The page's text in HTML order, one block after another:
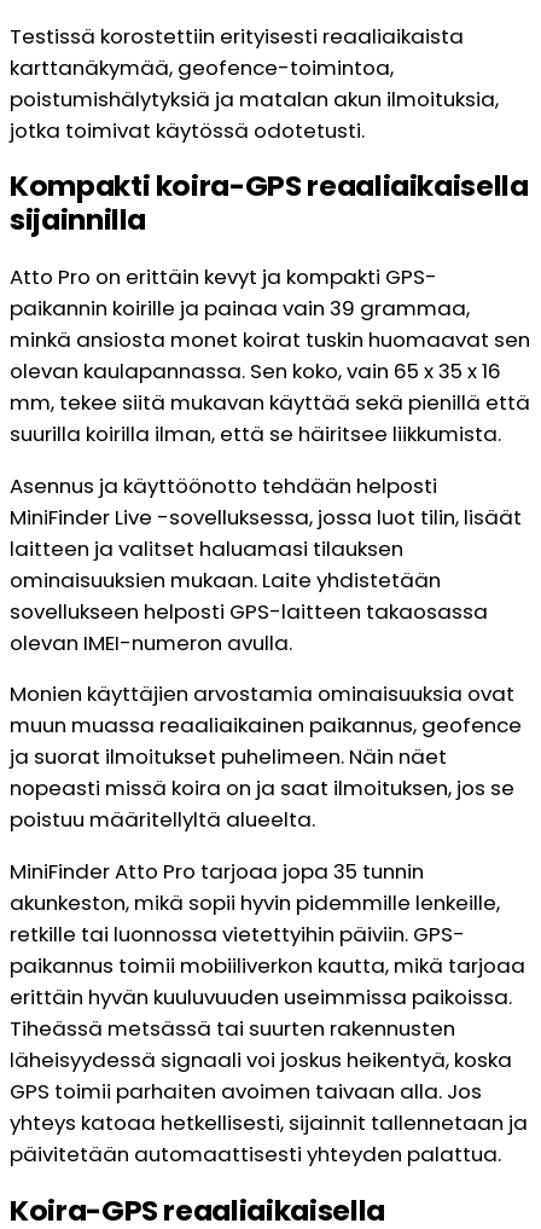
Testissä korostettiin erityisesti reaaliaikaista
karttanäkymää, geofence-toimintoa,
poistumishälytyksiä ja matalan akun ilmoituksia,
jotka toimivat käytössä odotetusti.
Kompakti koira-GPS reaaliaikaisella
sijainnilla
Atto Pro on erittäin kevyt ja kompakti GPS-
paikannin koirille ja painaa vain 39 grammaa,
minkä ansiosta monet koirat tuskin huomaavat sen
olevan kaulapannassa. Sen koko, vain 65 x 35 x 16
mm, tekee siitä mukavan käyttää sekä pienillä että
suurilla koirilla ilman, että se häiritsee liikkumista.
Asennus ja käyttöönotto tehdään helposti
MiniFinder Live -sovelluksessa, jossa luot tilin, lisäät
laitteen ja valitset haluamasi tilauksen
ominaisuuksien mukaan. Laite yhdistetään
sovellukseen helposti GPS-laitteen takaosassa
olevan IMEI-numeron avulla.
Monien käyttäjien arvostamia ominaisuuksia ovat
muun muassa reaaliaikainen paikannus, geofence
ja suorat ilmoitukset puhelimeen. Näin näet
nopeasti missä koira on ja saat ilmoituksen, jos se
poistuu määritellyltä alueelta.
MiniFinder Atto Pro tarjoaa jopa 35 tunnin
akunkeston, mikä sopii hyvin pidemmille lenkeille,
retkille tai luonnossa vietettyihin päiviin. GPS-
paikannus toimii mobiiliverkon kautta, mikä tarjoaa
erittäin hyvän kuuluvuuden useimmissa paikoissa.
Tiheässä metsässä tai suurten rakennusten
läheisyydessä signaali voi joskus heikentyä, koska
GPS toimii parhaiten avoimen taivaan alla. Jos
yhteys katoaa hetkellisesti, sijainnit tallennetaan ja
päivitetään automaattisesti yhteyden palattua.
Koira-GPS reaaliaikaisella